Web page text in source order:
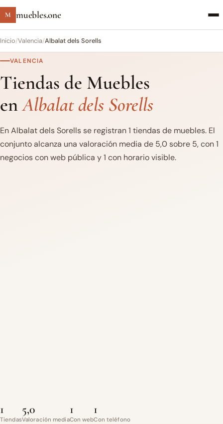
M muebles.one
Inicio/Valencia/Albalat dels Sorells
VALENCIA
Tiendas de Muebles
enAlbalat dels Sorells
En Albalat dels Sorells se registran 1 tiendas de muebles. El
conjunto alcanza una valoración media de 5,0 sobre 5, con 1
negocios con web pública y 1 con horario visible.
1
Tiendas
5,0
Valoración media
1
Con web
1
Con teléfono